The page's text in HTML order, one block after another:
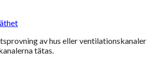
av hus eller ventilationskanaler
tätas.